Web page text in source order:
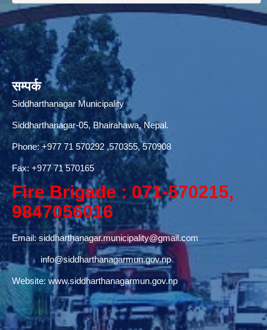
सम्पर्क
Siddharthanagar Municipality
Siddharthanagar-05, Bhairahawa, Nepal.
Phone:+977 71 570292,570355, 570908
Fax: +977 71 570165
Fire Brigade : 071-570215,
9847056016
Email:siddharthanagar.municipality@gmail.com
info@siddharthanagarmun.gov.np
Website: www.siddharthanagarmun.gov.np